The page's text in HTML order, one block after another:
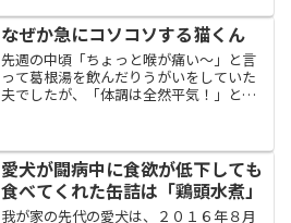
さんも元気だった頃で、今は我が家は猫
くんをむかえ、犬友さんはや...
なぜか急にコソコソする猫くん
先週の中頃「ちょっと喉が痛い～」と言
って葛根湯を飲んだりうがいをしていた
夫でしたが、「体調は全然平気！」と言
激に体調が悪化した夫がフラフラ状態で
帰宅して、急いで熱を測る...
愛犬が闘病中に食欲が低下しても
食べてくれた缶詰は「鶏頭水煮」
我が家の先代の愛犬は、２０１６年８月